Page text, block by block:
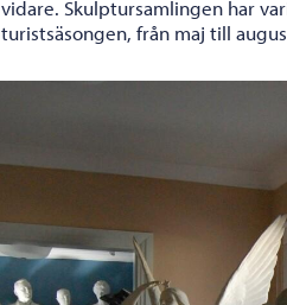
vidare. Skulptursamlingen har
turistsäsongen, från maj till